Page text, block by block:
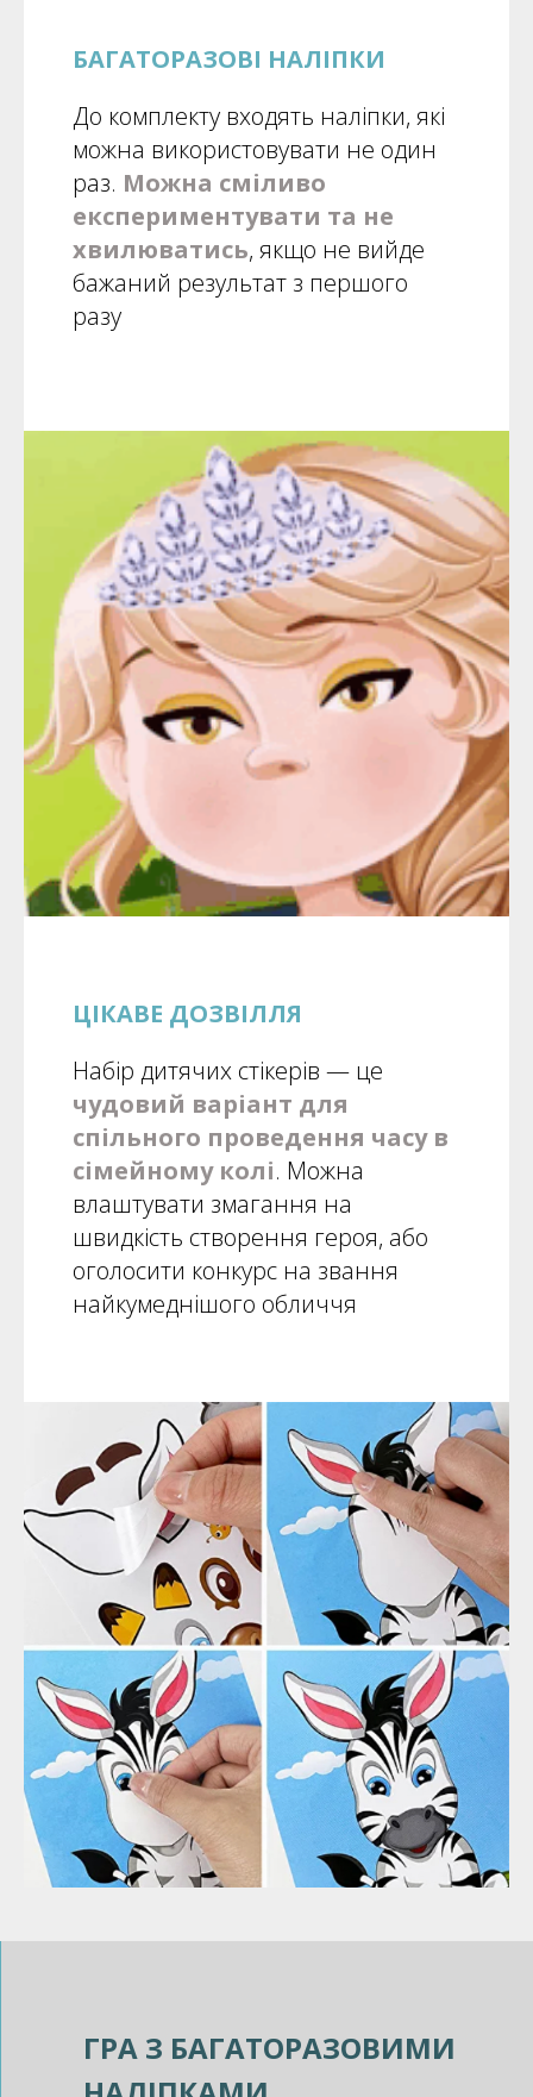
БАГАТОРАЗОВІ НАЛІПКИ
До комплекту входять наліпки, які
можна використовувати не один
раз. Можна сміливо
експериментувати та не
хвилюватись, якщо не вийде
бажаний результат з першого
разу
ЦІКАВЕ ДОЗВІЛЛЯ
Набір дитячих стікерів — це
чудовий варіант для
спільного проведення часу в
сімейному колі. Можна
влаштувати змагання на
швидкість створення героя, або
оголосити конкурс на звання
найкумеднішого обличчя
ГРА З БАГАТОРАЗОВИМИ